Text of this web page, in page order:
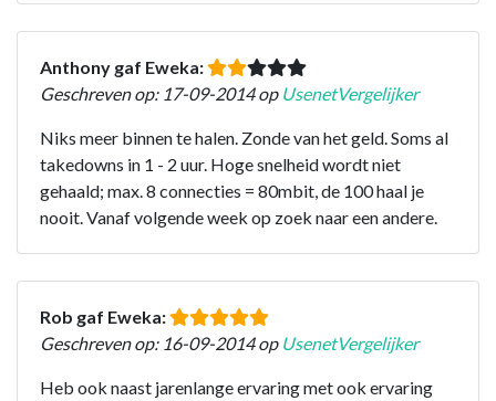
Anthony gaf Eweka:
Geschreven op: 17-09-2014 op UsenetVergelijker
Niks meer binnen te halen. Zonde van het geld. Soms al
takedowns in 1 - 2 uur. Hoge snelheid wordt niet
gehaald; max. 8 connecties = 80mbit, de 100 haal je
nooit. Vanaf volgende week op zoek naar een andere.
Rob gaf Eweka:
Geschreven op: 16-09-2014 op UsenetVergelijker
Heb ook naast jarenlange ervaring met ook ervaring